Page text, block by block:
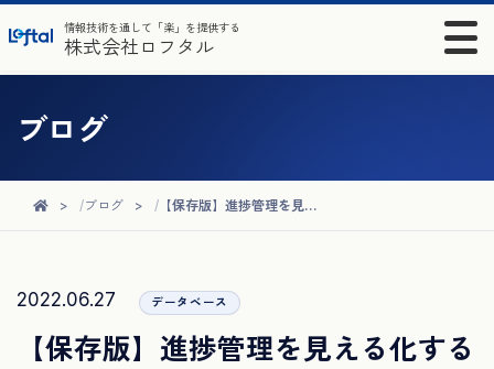
情報技術を通して「楽」を提供する
株式会社ロフタル
ブログ
ブログ 【保存版】進捗管理を見える化する方法まとめ！5つのメリットやおすすめツールを紹介
2022.06.27 データベース
【保存版】進捗管理を見える化する